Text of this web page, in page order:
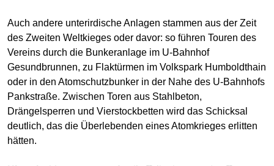
Auch andere unterirdische Anlagen stammen aus der Zeit
des Zweiten Weltkieges oder davor: so führen Touren des
Vereins durch die Bunkeranlage im U-Bahnhof
Gesundbrunnen, zu Flaktürmen im Volkspark Humboldthain
oder in den Atomschutzbunker in der Nahe des U-Bahnhofs
Pankstraße. Zwischen Toren aus Stahlbeton,
Drängelsperren und Vierstockbetten wird das Schicksal
deutlich, das die Überlebenden eines Atomkrieges erlitten
hätten.